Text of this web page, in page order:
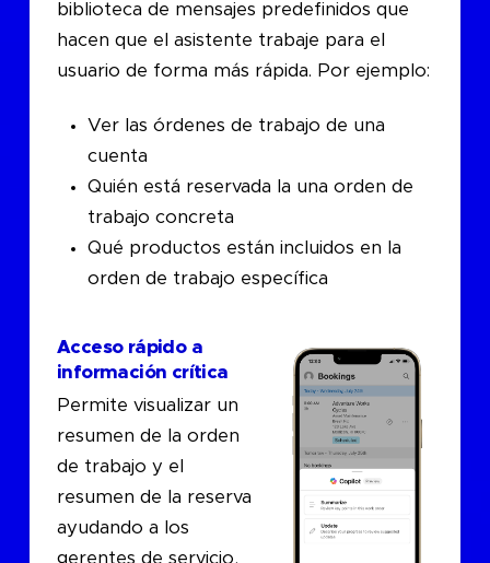
biblioteca de mensajes predefinidos que
hacen que el asistente trabaje para el
usuario de forma más rápida. Por ejemplo:
Ver las órdenes de trabajo de una
cuenta
Quién está reservada la una orden de
trabajo concreta
Qué productos están incluidos en la
orden de trabajo específica
Acceso rápido a
información crítica
Permite visualizar un
resumen de la orden
de trabajo y el
resumen de la reserva
ayudando a los
gerentes de servicio,